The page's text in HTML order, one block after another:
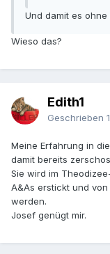
Und damit es
Wieso das?
Edith1
Geschrieben
Meine Erfahrung in
damit bereits
Sie wird im
A&As erstickt und
werden.
Josef genügt mir.